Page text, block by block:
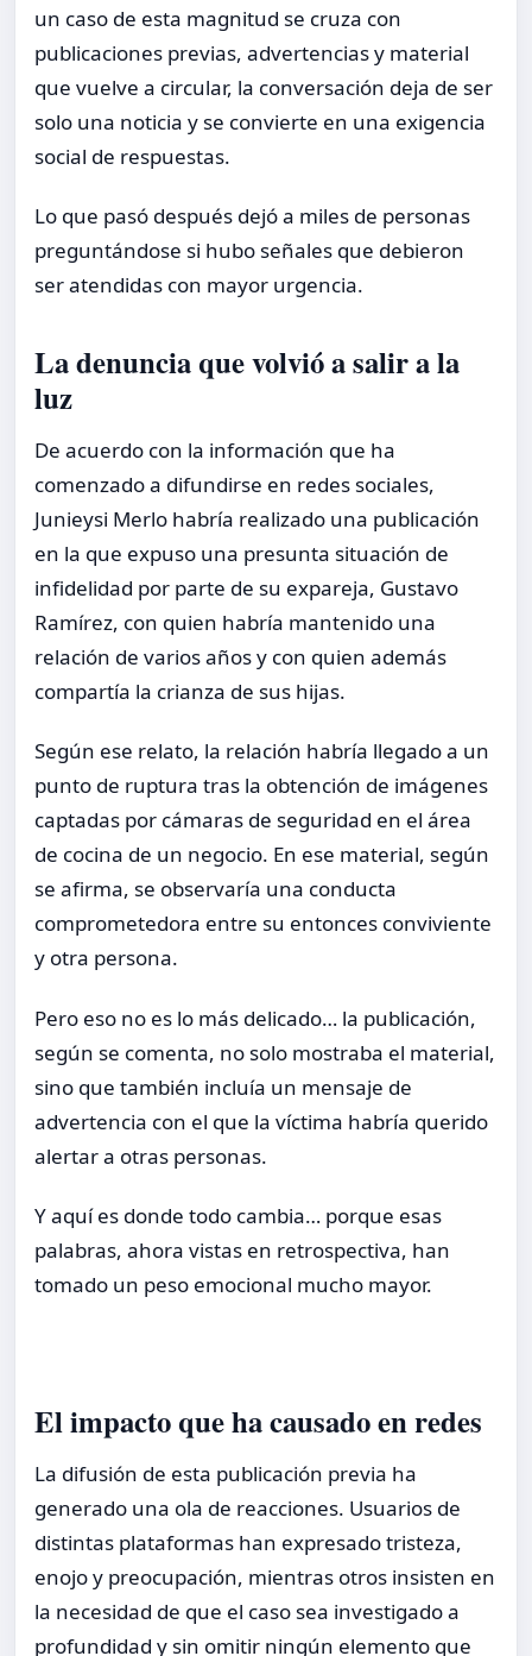
un caso de esta magnitud se cruza con
publicaciones previas, advertencias y material
que vuelve a circular, la conversación deja de ser
solo una noticia y se convierte en una exigencia
social de respuestas.
Lo que pasó después dejó a miles de personas
preguntándose si hubo señales que debieron
ser atendidas con mayor urgencia.
La denuncia que volvió a salir a la
luz
De acuerdo con la información que ha
comenzado a difundirse en redes sociales,
Junieysi Merlo habría realizado una publicación
en la que expuso una presunta situación de
infidelidad por parte de su expareja, Gustavo
Ramírez, con quien habría mantenido una
relación de varios años y con quien además
compartía la crianza de sus hijas.
Según ese relato, la relación habría llegado a un
punto de ruptura tras la obtención de imágenes
captadas por cámaras de seguridad en el área
de cocina de un negocio. En ese material, según
se afirma, se observaría una conducta
comprometedora entre su entonces conviviente
y otra persona.
Pero eso no es lo más delicado… la publicación,
según se comenta, no solo mostraba el material,
sino que también incluía un mensaje de
advertencia con el que la víctima habría querido
alertar a otras personas.
Y aquí es donde todo cambia… porque esas
palabras, ahora vistas en retrospectiva, han
tomado un peso emocional mucho mayor.
El impacto que ha causado en redes
La difusión de esta publicación previa ha
generado una ola de reacciones. Usuarios de
distintas plataformas han expresado tristeza,
enojo y preocupación, mientras otros insisten en
la necesidad de que el caso sea investigado a
profundidad y sin omitir ningún elemento que